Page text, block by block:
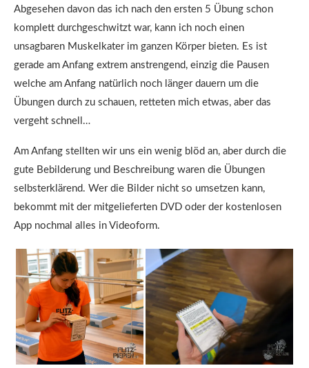
Abgesehen davon das ich nach den ersten 5 Übung schon
komplett durchgeschwitzt war, kann ich noch einen
unsagbaren Muskelkater im ganzen Körper bieten. Es ist
gerade am Anfang extrem anstrengend, einzig die Pausen
welche am Anfang natürlich noch länger dauern um die
Übungen durch zu schauen, retteten mich etwas, aber das
vergeht schnell…
Am Anfang stellten wir uns ein wenig blöd an, aber durch die
gute Bebilderung und Beschreibung waren die Übungen
selbsterklärend. Wer die Bilder nicht so umsetzen kann,
bekommt mit der mitgelieferten DVD oder der kostenlosen
App nochmal alles in Videoform.